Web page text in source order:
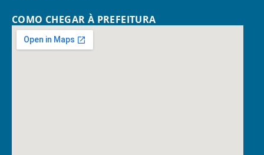
COMO CHEGAR À PREFEITURA